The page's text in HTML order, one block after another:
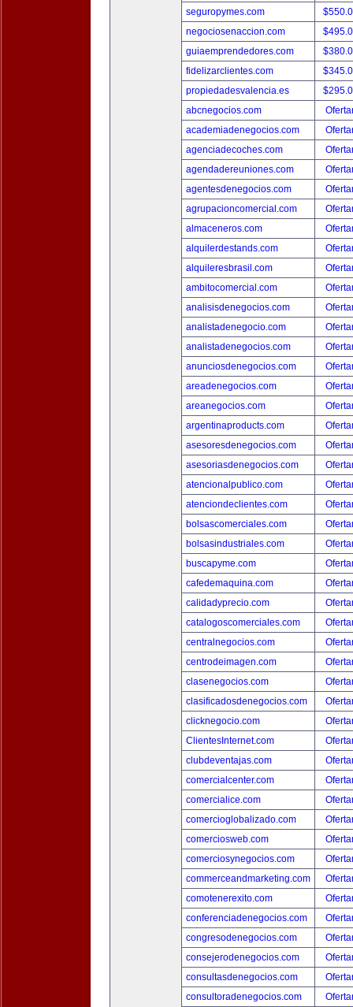
seguropymes.com
negociosenaccion.com
guiaemprendedores.com
fidelizarclientes.com
propiedadesvalencia.es
abcnegocios.com
academiadenegocios.com
agenciadecoches.com
agendadereuniones.com
agentesdenegocios.com
agrupacioncomercial.com
almaceneros.com
alquilerdestands.com
alquileresbrasil.com
ambitocomercial.com
analisisdenegocios.com
analistadenegocio.com
analistadenegocios.com
anunciosdenegocios.com
areadenegocios.com
areanegocios.com
argentinaproducts.com
asesoresdenegocios.com
asesoriasdenegocios.com
atencionalpublico.com
atenciondeclientes.com
bolsascomerciales.com
bolsasindustriales.com
buscapyme.com
cafedemaquina.com
calidadyprecio.com
catalogoscomerciales.com
centralnegocios.com
centrodeimagen.com
clasenegocios.com
clasificadosdenegocios.com
clicknegocio.com
ClientesInternet.com
clubdeventajas.com
comercialcenter.com
comercialice.com
comercioglobalizado.com
comerciosweb.com
comerciosynegocios.com
commerceandmarketing.com
comotenerexito.com
conferenciadenegocios.com
congresodenegocios.com
consejerodenegocios.com
consultasdenegocios.com
consultoradenegocios.com